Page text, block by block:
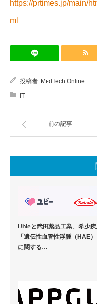
https://prtimes.jp/main/
ml
投稿者: MedTech Online
IT
前の記事
Ubieと武田薬品工業、希少
「遺伝性血管性浮腫（HAE）
に関する…